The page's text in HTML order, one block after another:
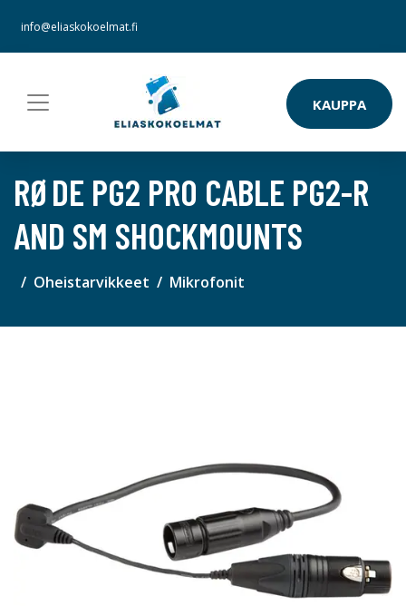
info@eliaskokoelmat.fi
KAUPPA
RØDE PG2 PRO CABLE PG2-R
AND SM SHOCKMOUNTS
Oheistarvikkeet Mikrofonit